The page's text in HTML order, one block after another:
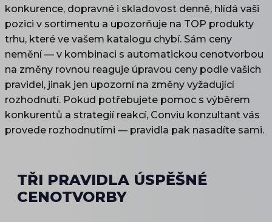
konkurence, dopravné i skladovost denně, hlídá vaši
pozici v sortimentu a upozorňuje na TOP produkty
trhu, které ve vašem katalogu chybí. Sám ceny
nemění — v kombinaci s automatickou cenotvorbou
na změny rovnou reaguje úpravou ceny podle vašich
pravidel, jinak jen upozorní na změny vyžadující
rozhodnutí. Pokud potřebujete pomoc s výběrem
konkurentů a strategií reakcí, Conviu konzultant vás
provede rozhodnutími — pravidla pak nasadíte sami.
TŘI PRAVIDLA ÚSPĚŠNÉ
CENOTVORBY